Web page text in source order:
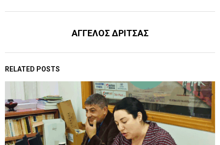
ΑΓΓΕΛΟΣ ΔΡΙΤΣΑΣ
RELATED POSTS